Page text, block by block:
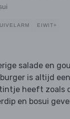
EIWIT+
salade en
is altijd
heeft zoals
en bosui